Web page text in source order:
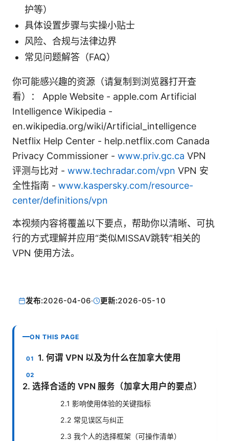
护等）
具体设置步骤与实操小贴士
风险、合规与法律边界
常见问题解答（FAQ）
你可能感兴趣的资源（请复制到浏览器打开查
看）： Apple Website - apple.com Artificial
Intelligence Wikipedia -
en.wikipedia.org/wiki/Artificial_intelligence
Netflix Help Center - help.netflix.com Canada
Privacy Commissioner - www.priv.gc.ca VPN
评测与比对 - www.techradar.com/vpn VPN 安
全性指南 - www.kaspersky.com/resource-
center/definitions/vpn
本视频内容将覆盖以下要点，帮助你以清晰、可执
行的方式理解并应用“类似MISSAV跳转”相关的
VPN 使用方法。
发布:2026-04-06· 更新:2026-05-10
ON THIS PAGE
1. 何谓 VPN 以及为什么在加拿大使用
2. 选择合适的 VPN 服务（加拿大用户的要点）
2.1 影响使用体验的关键指标
2.2 常见误区与纠正
2.3 我个人的选择框架（可操作清单）